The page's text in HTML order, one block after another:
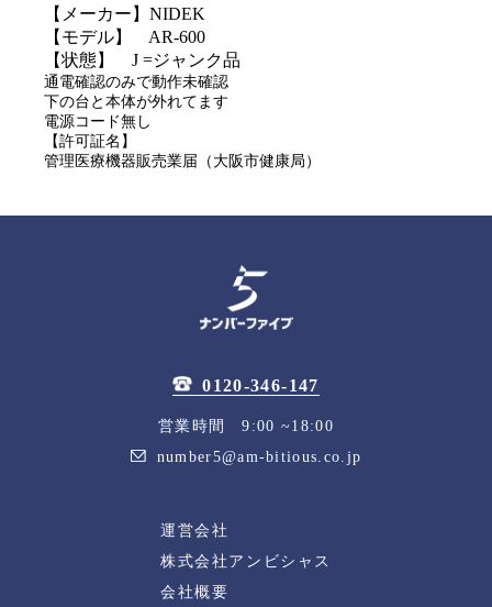
【メーカー】NIDEK
【モデル】 AR-600
【状態】 J =ジャンク品
通電確認のみで動作未確認
下の台と本体が外れてます
電源コード無し
【許可証名】
管理医療機器販売業届（大阪市健康局）
0120-346-147
営業時間 9:00 ~18:00
number5@am-bitious.co.jp
運営会社
株式会社アンビシャス
会社概要